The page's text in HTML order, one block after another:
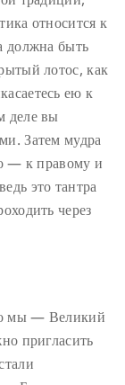
относится к
должна быть
лотос, как
ею к
деле вы
Затем мудра
— к правому и
это тантра
через
мы — Великий
пригласить